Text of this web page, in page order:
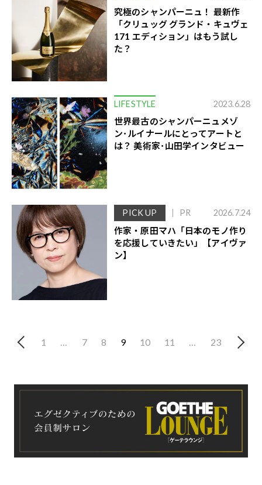
究極のシャンパーニュ！ 最新作
「クリュッグ グランド・キュヴェ
171 エディション」はもう試し
た？
LIFESTYLE 2023.6.28
世界最古のシャンパーニュメゾ
ン･ルイナールにとってアートと
は？ 美術家･山田学インタビュー
PICK UP PR 2026.7.24
作家・原田マハ「日本のモノ作り
を応援していきたい」【アイヴァ
ン】
1 … 7 8 9 10 11 … 23